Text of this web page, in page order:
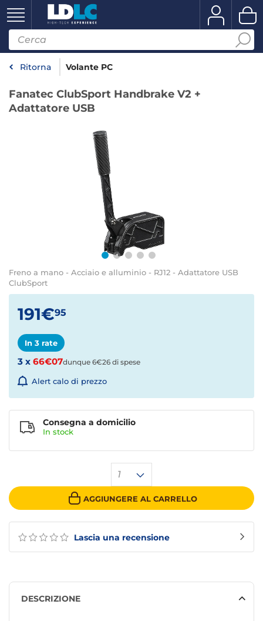
Ritorna Volante PC
Fanatec ClubSport Handbrake V2 +
Adattatore USB
Freno a mano - Acciaio e alluminio - RJ12 - Adattatore USB
ClubSport
Lascia una recensione
191€95
In 3 rate
3 x 66€07dunque 6€26 di spese
Alert calo di prezzo
1
AGGIUNGERE AL CARRELLO
Consegna a domicilio
In stock
DESCRIZIONE